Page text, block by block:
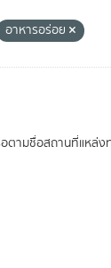
อาหารอร่อย
ตามชื่อสถานที่แหล่